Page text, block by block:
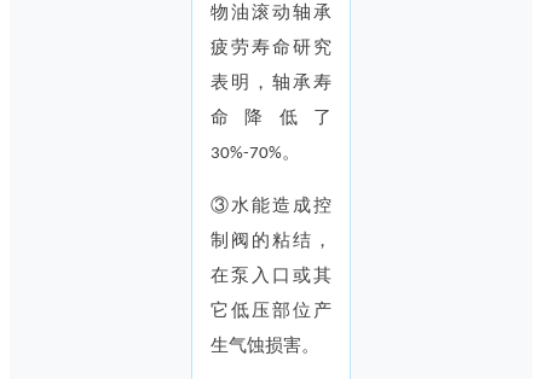
物油滚动轴承
疲劳寿命研究
表明，轴承寿
命降低了
30%-70%。
③水能造成控
制阀的粘结，
在泵入口或其
它低压部位产
生气蚀损害。